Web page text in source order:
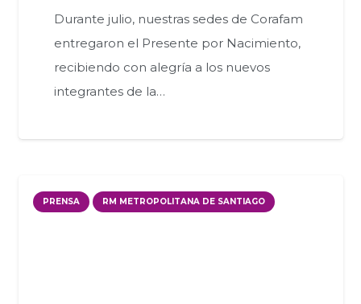
Durante julio, nuestras sedes de Corafam
entregaron el Presente por Nacimiento,
recibiendo con alegría a los nuevos
integrantes de la…
PRENSA RM METROPOLITANA DE SANTIAGO